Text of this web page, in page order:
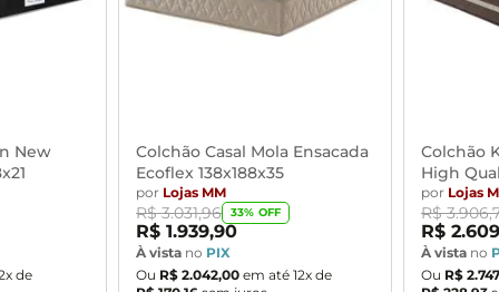
New
x de
Colchão Casal Mola Ensacada
Ecoflex 138x188x35
por Lojas MM
R$ 3.031,96 33% OFF
R$ 1.939,90
À vista no PIX
Ou R$ 2.042,00 em até 12x de
Colchão
High
por Lojas
R$ 3.906,
R$ 2.609
À vista no
Ou R$ 2.747